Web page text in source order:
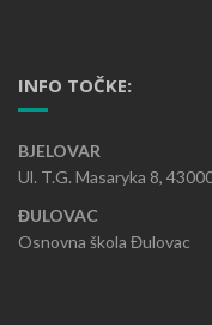
INFO TOČKE:
BJELOVAR
Ul. T.G. Masaryka 8,
ĐULOVAC
Osnovna škola Đulovac